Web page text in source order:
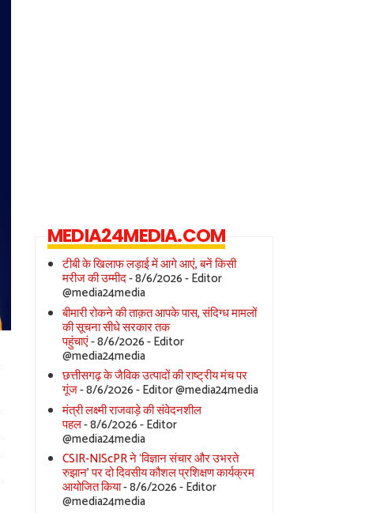
MEDIA24MEDIA.COM
टीबी के खिलाफ लड़ाई में आगे आएं, बनें किसी
मरीज की उम्मीद- 8/6/2026- Editor
@media24media
बीमारी रोकने की ताक़त आपके पास, संदिग्ध मामलों
की सूचना सीधे सरकार तक
पहुंचाएं- 8/6/2026- Editor
@media24media
छत्तीसगढ़ के जैविक उत्पादों की राष्ट्रीय मंच पर
गूंज- 8/6/2026- Editor @media24media
मंत्री लक्ष्मी राजवाड़े की संवेदनशील
पहल- 8/6/2026- Editor
@media24media
CSIR-NIScPR ने ‘विज्ञान संचार और उभरते
रुझान’ पर दो दिवसीय कौशल प्रशिक्षण कार्यक्रम
आयोजित किया- 8/6/2026- Editor
@media24media